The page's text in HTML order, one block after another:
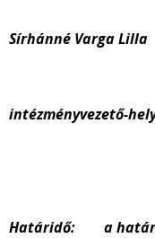
Sírhánné Varga Lilla
intézményvezető-
Határidő: a